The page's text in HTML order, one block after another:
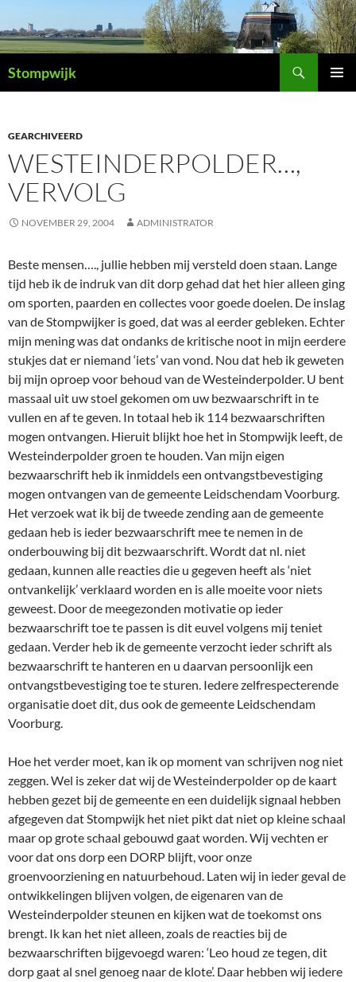
naar
de
inhoud
Stompwijk
GEARCHIVEERD
WESTEINDERPOLDER…,
VERVOLG
NOVEMBER 29, 2004 ADMINISTRATOR
Beste mensen…., jullie hebben mij versteld doen staan. Lange
tijd heb ik de indruk van dit dorp gehad dat het hier alleen ging
om sporten, paarden en collectes voor goede doelen. De inslag
van de Stompwijker is goed, dat was al eerder gebleken. Echter
mijn mening was dat ondanks de kritische noot in mijn eerdere
stukjes dat er niemand ‘iets’ van vond. Nou dat heb ik geweten
bij mijn oproep voor behoud van de Westeinderpolder. U bent
massaal uit uw stoel gekomen om uw bezwaarschrift in te
vullen en af te geven. In totaal heb ik 114 bezwaarschriften
mogen ontvangen. Hieruit blijkt hoe het in Stompwijk leeft, de
Westeinderpolder groen te houden. Van mijn eigen
bezwaarschrift heb ik inmiddels een ontvangstbevestiging
mogen ontvangen van de gemeente Leidschendam Voorburg.
Het verzoek wat ik bij de tweede zending aan de gemeente
gedaan heb is ieder bezwaarschrift mee te nemen in de
onderbouwing bij dit bezwaarschrift. Wordt dat nl. niet
gedaan, kunnen alle reacties die u gegeven heeft als ‘niet
ontvankelijk’ verklaard worden en is alle moeite voor niets
geweest. Door de meegezonden motivatie op ieder
bezwaarschrift toe te passen is dit euvel volgens mij teniet
gedaan. Verder heb ik de gemeente verzocht ieder schrift als
bezwaarschrift te hanteren en u daarvan persoonlijk een
ontvangstbevestiging toe te sturen. Iedere zelfrespecterende
organisatie doet dit, dus ook de gemeente Leidschendam
Voorburg.
Hoe het verder moet, kan ik op moment van schrijven nog niet
zeggen. Wel is zeker dat wij de Westeinderpolder op de kaart
hebben gezet bij de gemeente en een duidelijk signaal hebben
afgegeven dat Stompwijk het niet pikt dat niet op kleine schaal
maar op grote schaal gebouwd gaat worden. Wij vechten er
voor dat ons dorp een DORP blijft, voor onze
groenvoorziening en natuurbehoud. Laten wij in ieder geval de
ontwikkelingen blijven volgen, de eigenaren van de
Westeinderpolder steunen en kijken wat de toekomst ons
brengt. Ik kan het niet alleen, zoals de reacties bij de
bezwaarschriften bijgevoegd waren: ‘Leo houd ze tegen, dit
dorp gaat al snel genoeg naar de klote’. Daar hebben wij iedere